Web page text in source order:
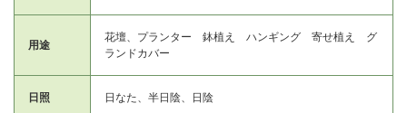
用途
花壇、プランター 鉢植え ハンギング 寄せ植え グ
ランドカバー
日照 日なた、半日陰、日陰